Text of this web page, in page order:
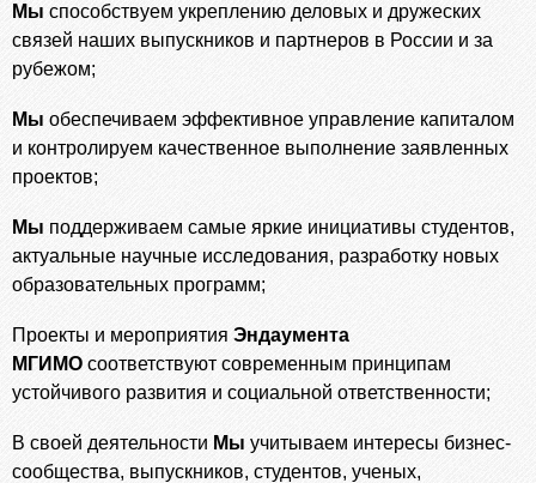
Мы способствуем укреплению деловых и дружеских
связей наших выпускников и партнеров в России и за
рубежом;
Мы обеспечиваем эффективное управление капиталом
и контролируем качественное выполнение заявленных
проектов;
Мы поддерживаем самые яркие инициативы студентов,
актуальные научные исследования, разработку новых
образовательных программ;
Проекты и мероприятия Эндаумента
МГИМО соответствуют современным принципам
устойчивого развития и социальной ответственности;
В своей деятельности Мы учитываем интересы бизнес-
сообщества, выпускников, студентов, ученых,